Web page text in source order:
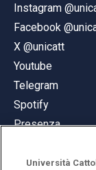
Instagram
Facebook
X @unicatt
Youtube
Telegram
Spotify
Presenza
Università